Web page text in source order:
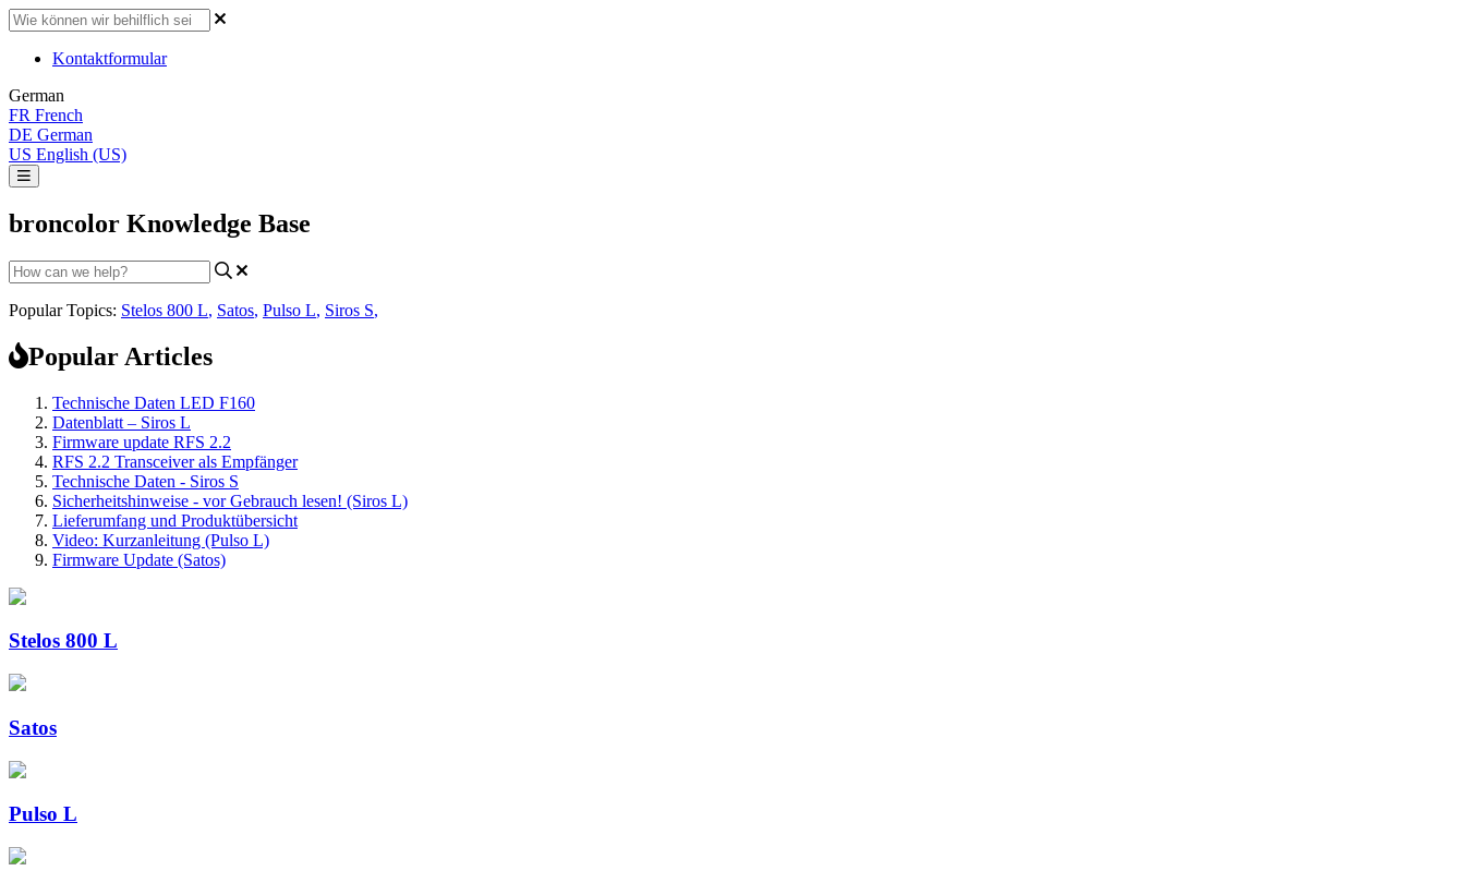
Kontaktformular
German
FR French
DE German
US English (US)
broncolor Knowledge Base
Popular Topics: Stelos 800 L, Satos, Pulso L, Siros S,
Popular Articles
Technische Daten LED F160
Datenblatt – Siros L
Firmware update RFS 2.2
RFS 2.2 Transceiver als Empfänger
Technische Daten - Siros S
Sicherheitshinweise - vor Gebrauch lesen! (Siros L)
Lieferumfang und Produktübersicht
Video: Kurzanleitung (Pulso L)
Firmware Update (Satos)
Stelos 800 L
Satos
Pulso L